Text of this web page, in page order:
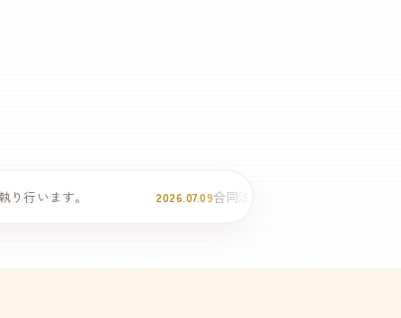
2026.07.09 合同法要のご案内—7月19日（日）13時30分よ